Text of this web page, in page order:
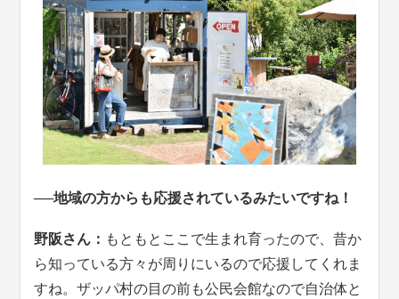
──地域の方からも応援されているみたいですね！
野阪さん： もともとここで生まれ育ったので、昔か
ら知っている方々が周りにいるので応援してくれま
すね。ザッパ村の目の前も公民会館なので自治体と